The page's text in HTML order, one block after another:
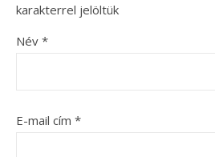
karakterrel jelöltük
Név *
E-mail cím *